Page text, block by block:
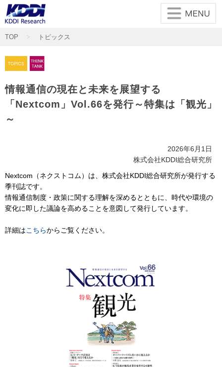
メインコンテンツに移動
TOP トピックス
情報通信の現在と未来を展望する
「Nextcom」Vol.66を発行～特集は「観光」
～
2026年6月1日
株式会社KDDI総合研究所
Nextcom（ネクストコム）は、株式会社KDDI総合研究所が発行する
季刊誌です。
情報通信制度・政策に関する理解を深めるとともに、時代や環境の
変化に即した議論を高めることを意図して発行しています。
詳細はこちらからご覧ください。